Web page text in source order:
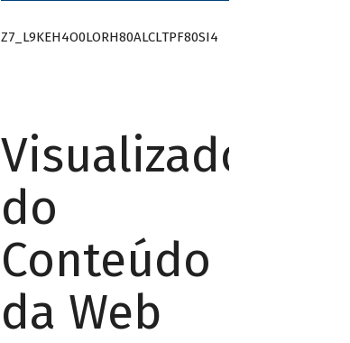
Z7_L9KEH4O0LORH80ALCLTPF80SI4
Visualizador
do
Conteúdo
da Web